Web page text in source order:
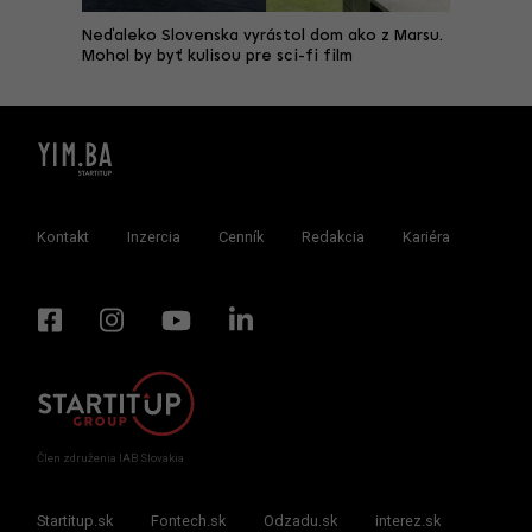
Neďaleko Slovenska vyrástol dom ako z Marsu.
Mohol by byť kulisou pre sci-fi film
Kontakt Inzercia Cenník Redakcia Kariéra
Člen združenia IAB Slovakia
Startitup.sk Fontech.sk Odzadu.sk interez.sk